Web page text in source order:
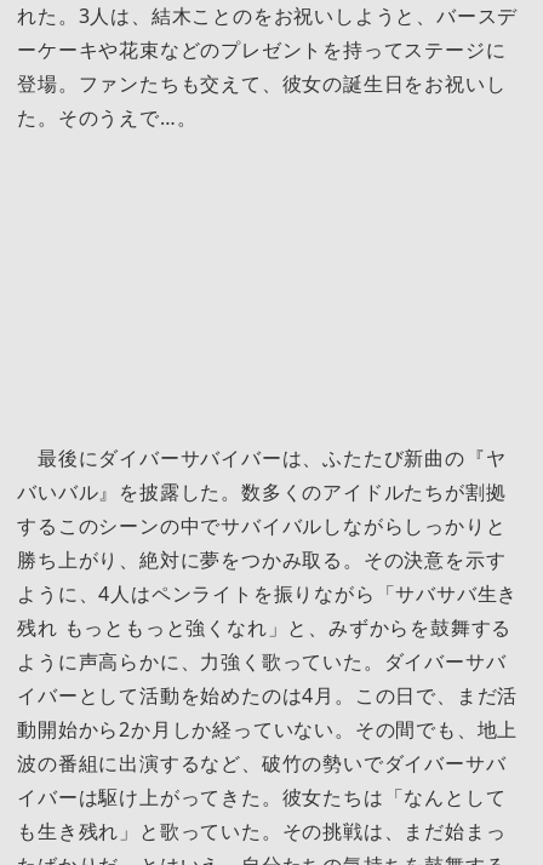
れた。3人は、結木ことのをお祝いしようと、バースデ
ーケーキや花束などのプレゼントを持ってステージに
登場。ファンたちも交えて、彼女の誕生日をお祝いし
た。そのうえで…。
最後にダイバーサバイバーは、ふたたび新曲の『ヤ
バいバル』を披露した。数多くのアイドルたちが割拠
するこのシーンの中でサバイバルしながらしっかりと
勝ち上がり、絶対に夢をつかみ取る。その決意を示す
ように、4人はペンライトを振りながら「サバサバ生き
残れ もっともっと強くなれ」と、みずからを鼓舞する
ように声高らかに、力強く歌っていた。ダイバーサバ
イバーとして活動を始めたのは4月。この日で、まだ活
動開始から2か月しか経っていない。その間でも、地上
波の番組に出演するなど、破竹の勢いでダイバーサバ
イバーは駆け上がってきた。彼女たちは「なんとして
も生き残れ」と歌っていた。その挑戦は、まだ始まっ